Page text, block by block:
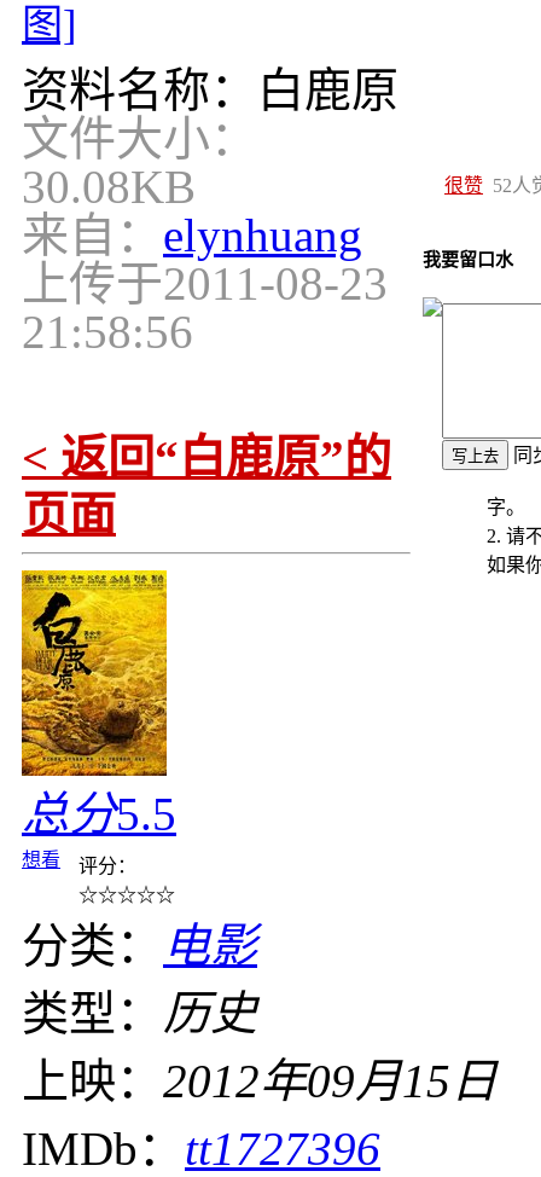
很赞 52 人
我要留口水
同
字。
2. 请
如果
图]
资料名称：白鹿原
文件大小：
30.08KB
来自： elynhuang
上传于2011-08-23
21:58:56
< 返回“白鹿原”的
页面
总分5.5
想看
评分：
☆☆☆☆☆
分类：
电影
类型： 历史
上映： 2012年09月15日
IMDb： tt1727396